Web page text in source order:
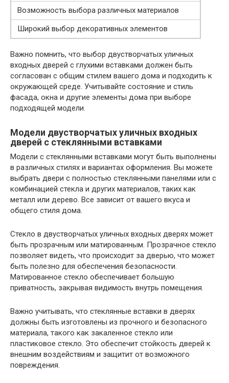
Возможность выбора различных материалов
Широкий выбор декоративных элементов
Важно помнить, что выбор двустворчатых уличных
входных дверей с глухими вставками должен быть
согласован с общим стилем вашего дома и подходить к
окружающей среде. Учитывайте состояние и стиль
фасада, окна и другие элементы дома при выборе
подходящей модели.
Модели двустворчатых уличных входных
дверей с стеклянными вставками
Модели с стеклянными вставками могут быть выполнены
в различных стилях и вариантах оформления. Вы можете
выбрать двери с полностью стеклянными панелями или с
комбинацией стекла и других материалов, таких как
металл или дерево. Все зависит от вашего вкуса и
общего стиля дома.
Стекло в двустворчатых уличных входных дверях может
быть прозрачным или матированным. Прозрачное стекло
позволяет видеть, что происходит за дверью, что может
быть полезно для обеспечения безопасности.
Матированное стекло обеспечивает большую
приватность, закрывая видимость внутрь помещения.
Важно учитывать, что стеклянные вставки в дверях
должны быть изготовлены из прочного и безопасного
материала, такого как закаленное стекло или
пластиковое стекло. Это обеспечит стойкость дверей к
внешним воздействиям и защитит от возможного
повреждения.